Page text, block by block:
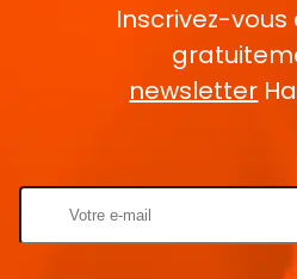
Inscrivez-vous
newsletter